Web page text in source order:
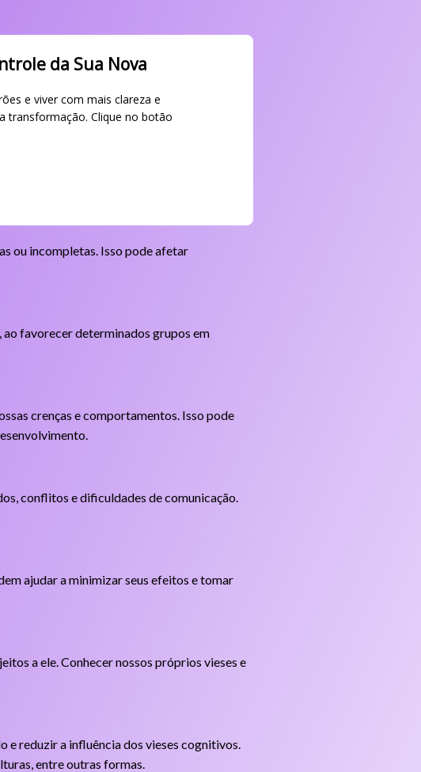
da Sua Nova
e viver com mais clareza e
transformação. Clique no botão
ou incompletas. Isso pode afetar
favorecer determinados grupos em
crenças e comportamentos. Isso pode
conflitos e dificuldades de comunicação.
ajudar a minimizar seus efeitos e tomar
a ele. Conhecer nossos próprios vieses e
e reduzir a influência dos vieses cognitivos.
entre outras formas.